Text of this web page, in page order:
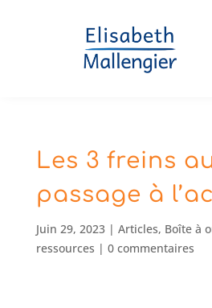
Les 3 freins
passage à
Juin 29, 2023| Articles, Boîte à
ressources | 0 commentaires